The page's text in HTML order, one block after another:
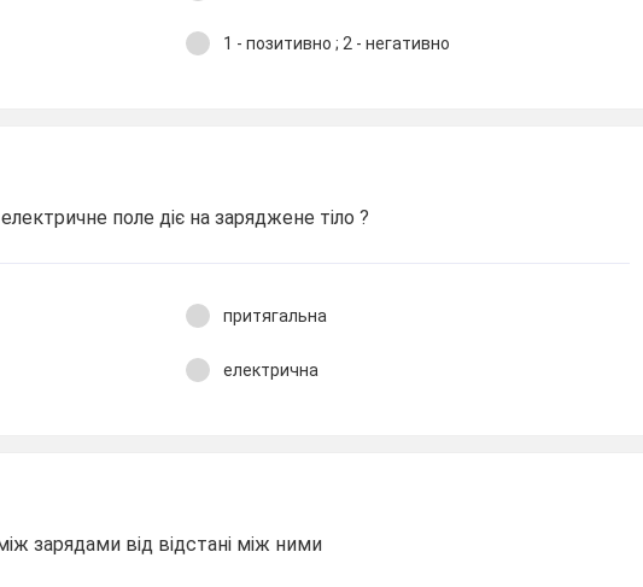
1 - позитивно ; 2 - негативно
поле діє на заряджене тіло ?
притягальна
електрична
зарядами від відстані між ними